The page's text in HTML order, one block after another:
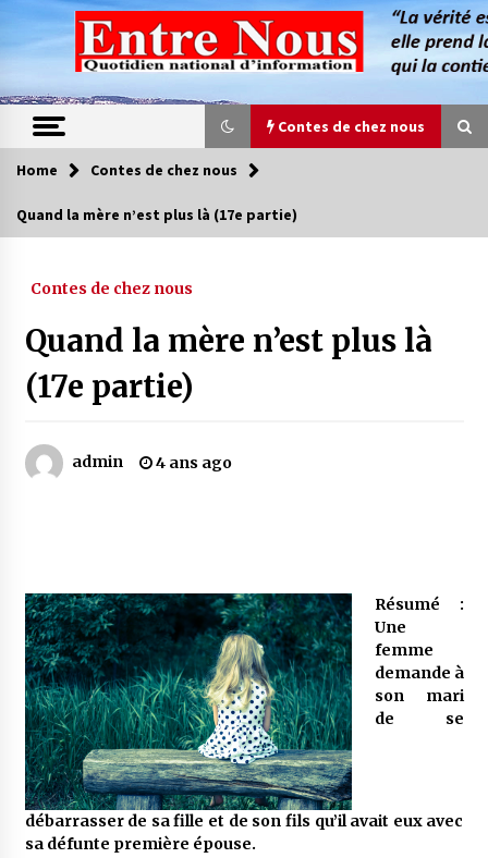
content
Contes de chez nous
Contes de chez nous
Magie de sorcier
4 ans ago
4 ans ago
Quand on va vite
5 ans ago
« Père, tiens-moi, je vais tomber ! »
5 ans ago
Le bouc de l’Au-delà
Home Contes de chez nous
Quand la mère n’est plus là (17e partie)
Contes de chez nous
Quand la mère n’est plus là
(17e partie)
admin 4 ans ago
Résumé :
Une
femme
demande à
son mari
de se
débarrasser de sa fille et de son fils qu’il avait eux avec
sa défunte première épouse.